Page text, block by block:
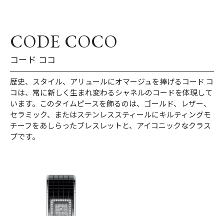
CODE COCO
コード ココ
歴史、スタイル、アリュールにオマージュを捧げるコード コ
コは、常に新しく生まれ変わるシャネルのコードを体現して
います。このタイムピースを飾るのは、ゴールド、レザー、
セラミック、またはステンレススティールにキルティングモ
チーフをあしらったブレスレットと、アイコニックなクラス
プです。